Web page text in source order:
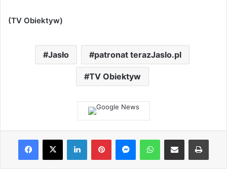
(TV Obiektyw)
Jasło patronat terazJaslo.pl
TV Obiektyw
Facebook
X LinkedInPinterestMessengerWhatsAppShare via Email Print